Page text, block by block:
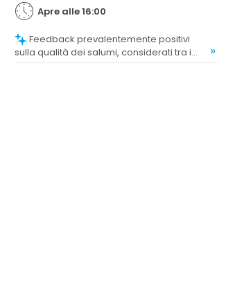
Apre alle 16:00
sulla qualità dei salumi, considerati tra i
»